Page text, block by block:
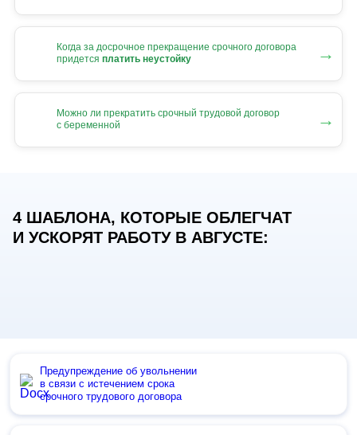
Когда за досрочное прекращение срочного договора
придется платить неустойку →
Можно ли прекратить срочный трудовой договор
с беременной
→
4 ШАБЛОНА, КОТОРЫЕ ОБЛЕГЧАТ
И УСКОРЯТ РАБОТУ В АВГУСТЕ:
Предупреждение об увольнении
в связи с истечением срока
срочного трудового договора